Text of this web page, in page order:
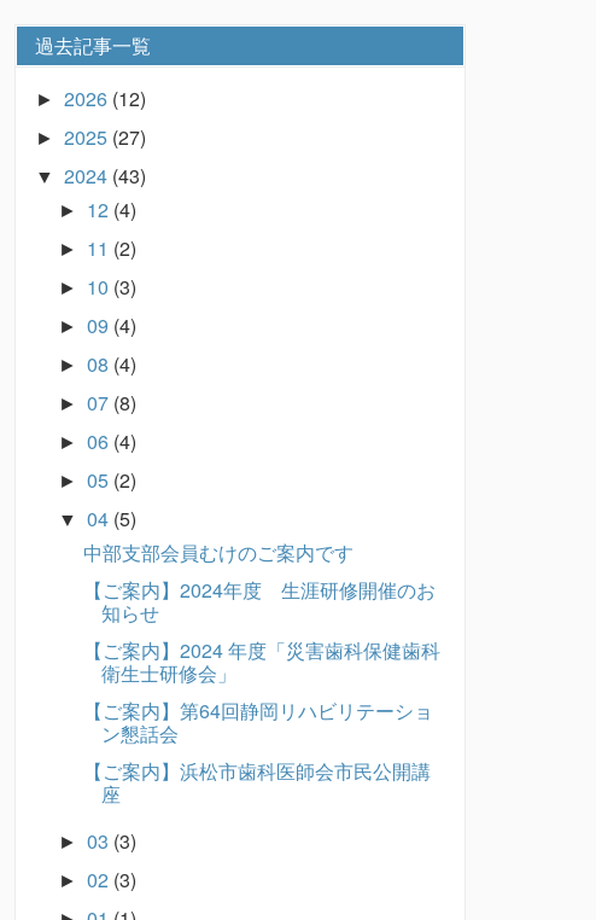
過去記事一覧
► 2026 (12)
► 2025 (27)
▼ 2024 (43)
► 12 (4)
► 11 (2)
► 10 (3)
► 09 (4)
► 08 (4)
► 07 (8)
► 06 (4)
► 05 (2)
▼ 04 (5)
中部支部会員むけのご案内です
【ご案内】2024年度 生涯研修開催のお
知らせ
【ご案内】2024 年度「災害歯科保健歯科
衛生士研修会」
【ご案内】第64回静岡リハビリテーショ
ン懇話会
【ご案内】浜松市歯科医師会市民公開講
座
► 03 (3)
► 02 (3)